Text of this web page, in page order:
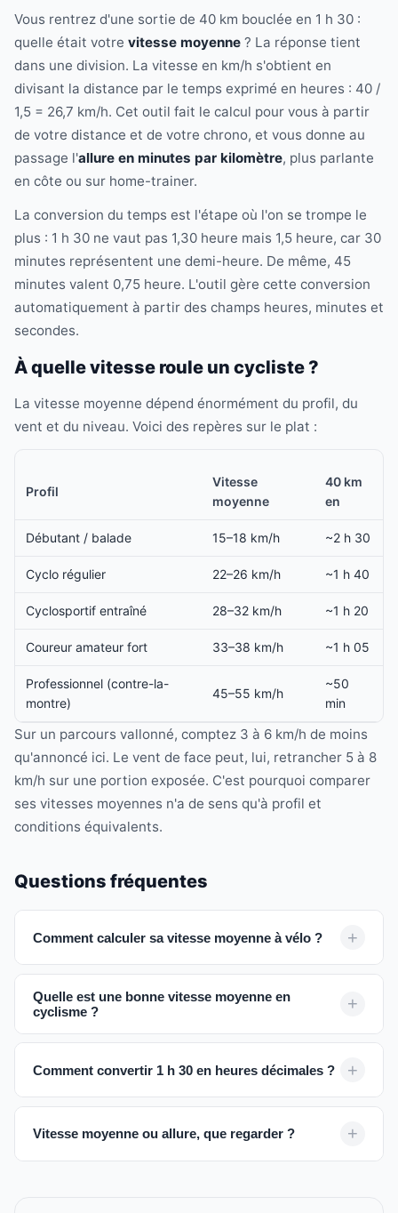
Vous rentrez d'une sortie de 40 km bouclée en 1 h 30 :
quelle était votre vitesse moyenne ? La réponse tient
dans une division. La vitesse en km/h s'obtient en
divisant la distance par le temps exprimé en heures : 40 /
1,5 = 26,7 km/h. Cet outil fait le calcul pour vous à partir
de votre distance et de votre chrono, et vous donne au
passage l'allure en minutes par kilomètre, plus parlante
en côte ou sur home-trainer.
La conversion du temps est l'étape où l'on se trompe le
plus : 1 h 30 ne vaut pas 1,30 heure mais 1,5 heure, car 30
minutes représentent une demi-heure. De même, 45
minutes valent 0,75 heure. L'outil gère cette conversion
automatiquement à partir des champs heures, minutes et
secondes.
À quelle vitesse roule un cycliste ?
La vitesse moyenne dépend énormément du profil, du
vent et du niveau. Voici des repères sur le plat :
Profil
Vitesse
moyenne
40 km
en
Débutant / balade 15–18 km/h ~2 h 30
Cyclo régulier 22–26 km/h ~1 h 40
Cyclosportif entraîné 28–32 km/h ~1 h 20
Coureur amateur fort 33–38 km/h ~1 h 05
Professionnel (contre-la-
montre)
45–55 km/h
~50
min
Sur un parcours vallonné, comptez 3 à 6 km/h de moins
qu'annoncé ici. Le vent de face peut, lui, retrancher 5 à 8
km/h sur une portion exposée. C'est pourquoi comparer
ses vitesses moyennes n'a de sens qu'à profil et
conditions équivalents.
Questions fréquentes
Comment calculer sa vitesse moyenne à vélo ?
Quelle est une bonne vitesse moyenne en
cyclisme ?
Comment convertir 1 h 30 en heures décimales ?
Vitesse moyenne ou allure, que regarder ?